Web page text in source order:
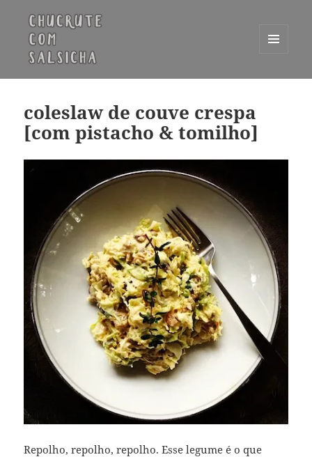
WIDGETS
coleslaw de couve crespa
[com pistacho & tomilho]
Repolho, repolho, repolho. Esse legume é o que